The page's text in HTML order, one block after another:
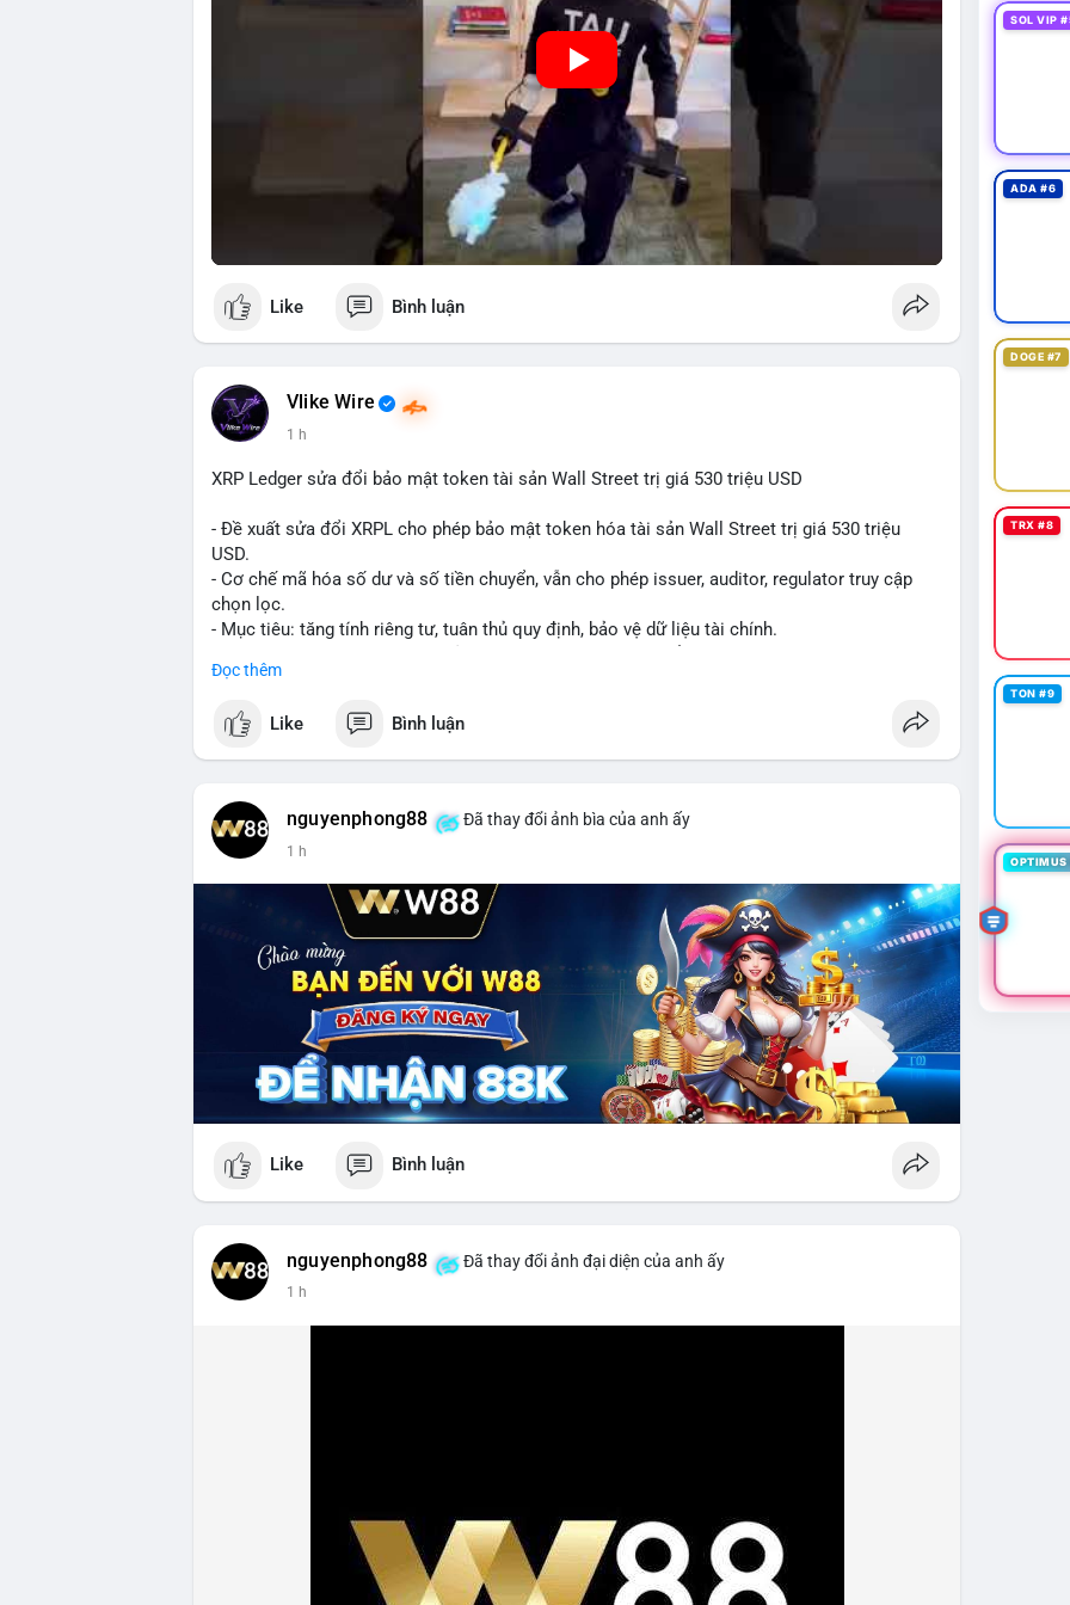
Like Bình luận
Vlike Wire
1 h
XRP Ledger sửa đổi bảo mật token tài sản Wall Street trị giá 530 triệu USD
- Đề xuất sửa đổi XRPL cho phép bảo mật token hóa tài sản Wall Street trị giá 530 triệu
USD.
- Cơ chế mã hóa số dư và số tiền chuyển, vẫn cho phép issuer, auditor, regulator truy cập
chọn lọc.
- Mục tiêu: tăng tính riêng tư, tuân thủ quy định, bảo vệ dữ liệu tài chính.
$xrp
#vlikevn
📰 Nguồn: CoinDesk
Đọc thêm
Like Bình luận
nguyenphong88 Đã thay đổi ảnh bìa của anh ấy
1 h
Like Bình luận
nguyenphong88 Đã thay đổi ảnh đại diện của anh ấy
1 h
SOL VIP
ADA #6
DOGE #7
TRX #8
TON #9
OPTIMUS